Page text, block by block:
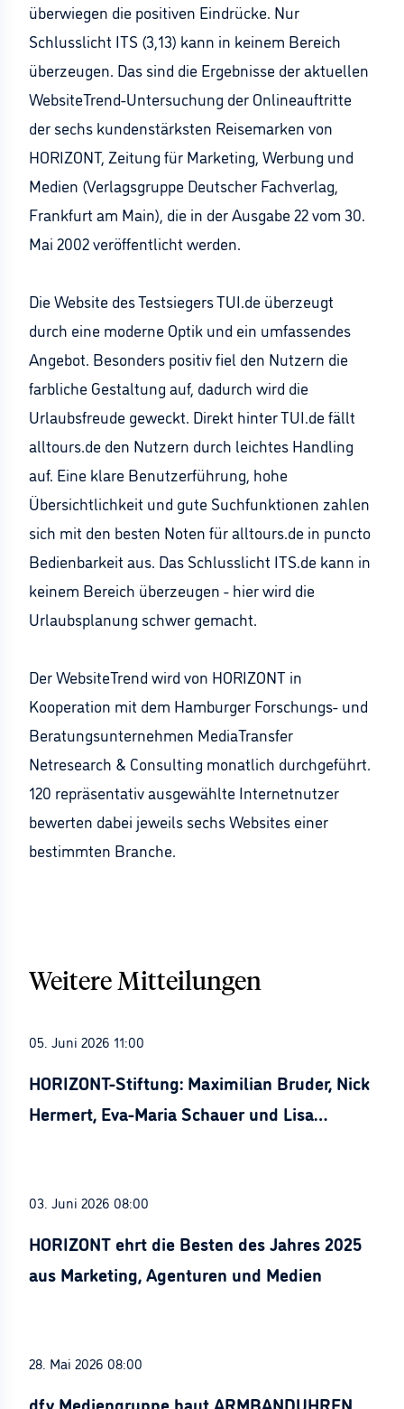
überwiegen die positiven Eindrücke. Nur
Schlusslicht ITS (3,13) kann in keinem Bereich
überzeugen. Das sind die Ergebnisse der aktuellen
WebsiteTrend-Untersuchung der Onlineauftritte
der sechs kundenstärksten Reisemarken von
HORIZONT, Zeitung für Marketing, Werbung und
Medien (Verlagsgruppe Deutscher Fachverlag,
Frankfurt am Main), die in der Ausgabe 22 vom 30.
Mai 2002 veröffentlicht werden.
Die Website des Testsiegers TUI.de überzeugt
durch eine moderne Optik und ein umfassendes
Angebot. Besonders positiv fiel den Nutzern die
farbliche Gestaltung auf, dadurch wird die
Urlaubsfreude geweckt. Direkt hinter TUI.de fällt
alltours.de den Nutzern durch leichtes Handling
auf. Eine klare Benutzerführung, hohe
Übersichtlichkeit und gute Suchfunktionen zahlen
sich mit den besten Noten für alltours.de in puncto
Bedienbarkeit aus. Das Schlusslicht ITS.de kann in
keinem Bereich überzeugen - hier wird die
Urlaubsplanung schwer gemacht.
Der WebsiteTrend wird von HORIZONT in
Kooperation mit dem Hamburger Forschungs- und
Beratungsunternehmen MediaTransfer
Netresearch & Consulting monatlich durchgeführt.
120 repräsentativ ausgewählte Internetnutzer
bewerten dabei jeweils sechs Websites einer
bestimmten Branche.
Weitere Mitteilungen
05. Juni 2026 11:00
HORIZONT-Stiftung: Maximilian Bruder, Nick
Hermert, Eva-Maria Schauer und Lisa
03. Juni 2026 08:00
HORIZONT ehrt die Besten des Jahres 2025
aus Marketing, Agenturen und Medien
28. Mai 2026 08:00
dfv Mediengruppe baut ARMBANDUHREN